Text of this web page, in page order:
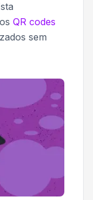
QR codes
sem